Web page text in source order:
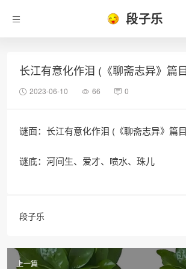
段子乐
长江有意化作泪 (《聊斋志异》篇
2023-06-10 66 0
谜面：长江有意化作泪 (《聊斋志异》篇
谜底：河间生、爱才、喷水、珠儿
段子乐
上一篇